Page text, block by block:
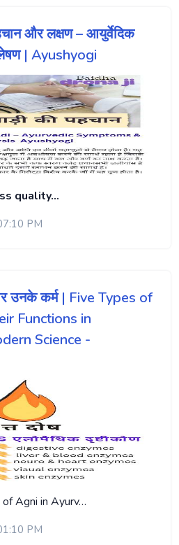
और लक्षण – आयुर्वेदिक
| Ayushyogi
quality…
PM
उनके कर्म | Five Types of
Functions in
Science -
Agni in Ayurv…
PM